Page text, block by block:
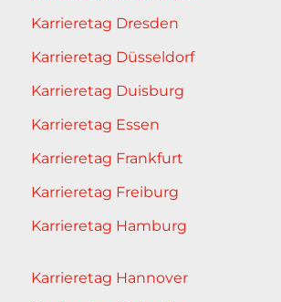
Karrieretag Dresden
Karrieretag Düsseldorf
Karrieretag Duisburg
Karrieretag Essen
Karrieretag Frankfurt
Karrieretag Freiburg
Karrieretag Hamburg
Karrieretag Hannover